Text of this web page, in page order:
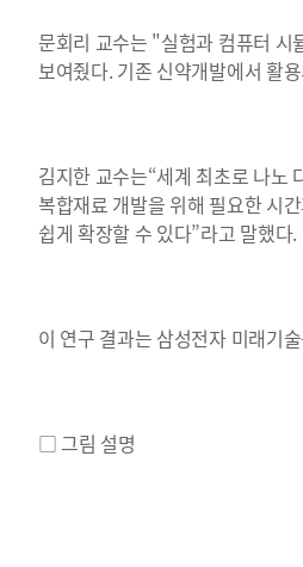
문회리 교수는 "실험과 컴퓨터 시
보여줬다. 기존 신약개발에서 활
김지한 교수는“세계 최초로 나노
복합재료 개발을 위해 필요한 시
쉽게 확장할 수 있다”라고 말했다.
이 연구 결과는 삼성전자 미래기
□ 그림 설명